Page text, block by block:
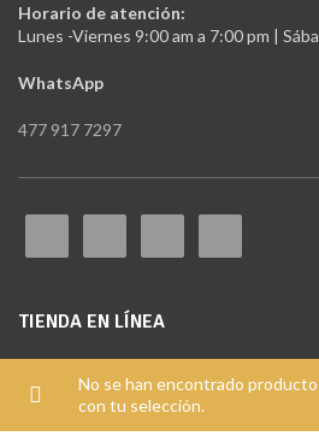
No se han encontrado
con tu selección.
Horario de atención:
Lunes -Viernes 9:00 am a 7:00 pm |
WhatsApp
477 917 7297
TIENDA EN LÍNEA
Garantías y Devoluciones